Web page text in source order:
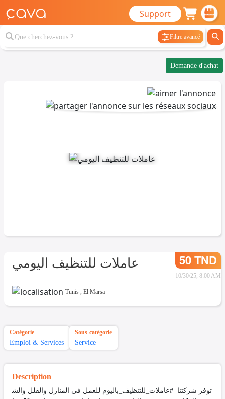
Support
Filtre avancé
Demande d'achat
عاملات للتنظيف اليومي 50 TND
10/30/25, 8:00 AM
Tunis , El Marsa
Catégorie
Emploi & Services
Sous-catégorie
Service
Description
توفر شركتنا #عاملات_للتنظيف_باليوم للعمل في المنازل والفلل والش